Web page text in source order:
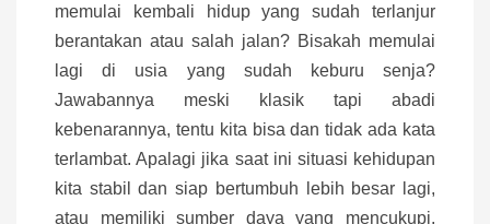
memulai kembali hidup yang sudah terlanjur
berantakan atau salah jalan? Bisakah memulai
lagi di usia yang sudah keburu senja?
Jawabannya meski klasik tapi abadi
kebenarannya, tentu kita bisa dan tidak ada kata
terlambat. Apalagi jika saat ini situasi kehidupan
kita stabil dan siap bertumbuh lebih besar lagi,
atau memiliki sumber daya yang mencukupi,